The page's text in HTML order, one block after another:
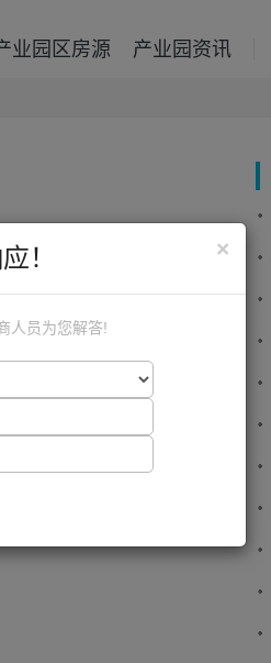
业园区房源 产业园资讯
多人就会犯难，究竟是
×
！
人员为您解答!